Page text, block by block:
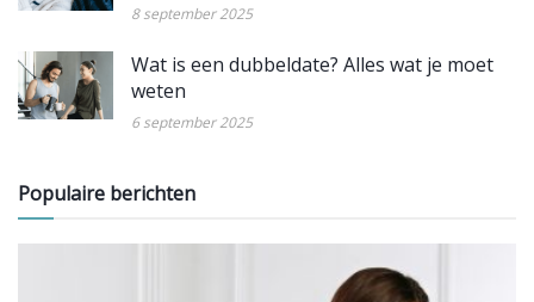
8 september 2025
Wat is een dubbeldate? Alles wat je moet
weten
6 september 2025
Populaire berichten